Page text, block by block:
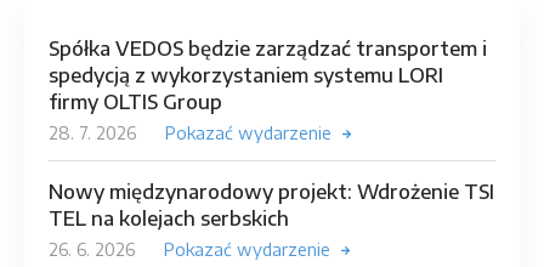
Spółka VEDOS będzie zarządzać transportem i
spedycją z wykorzystaniem systemu LORI
firmy OLTIS Group
28. 7. 2026 Pokazać wydarzenie
Nowy międzynarodowy projekt: Wdrożenie TSI
TEL na kolejach serbskich
26. 6. 2026 Pokazać wydarzenie